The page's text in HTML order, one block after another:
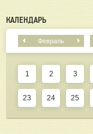
КАЛЕНДАРЬ
Февраль
1 2 3
23 24 25